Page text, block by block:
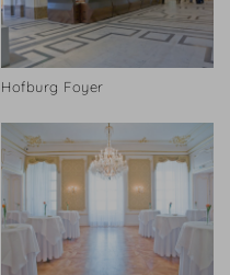
Hofburg Foyer